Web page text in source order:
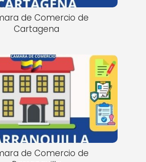
de Comercio de
Cartagena
de Comercio de